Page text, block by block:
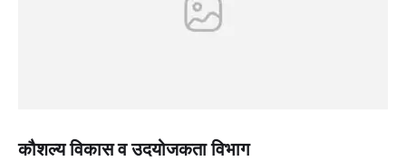
कौशल्य विकास व उदयोजकता विभाग